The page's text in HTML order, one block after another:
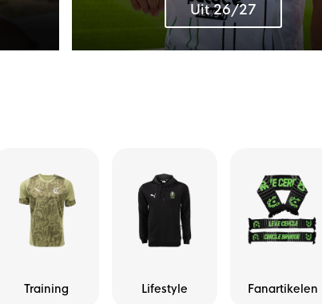
Uit 26/27
Training Lifestyle Fanartikelen